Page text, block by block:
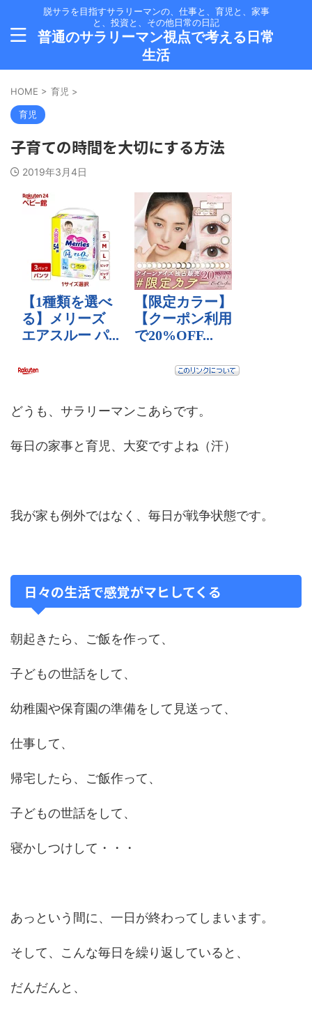
脱サラを目指すサラリーマンの、仕事と、育児と、家事
と、投資と、その他日常の日記
普通のサラリーマン視点で考える日常
生活
HOME > 育児 >
育児
子育ての時間を大切にする方法
2019年3月4日
どうも、サラリーマンこあらです。
毎日の家事と育児、大変ですよね（汗）
我が家も例外ではなく、毎日が戦争状態です。
日々の生活で感覚がマヒしてくる
朝起きたら、ご飯を作って、
子どもの世話をして、
幼稚園や保育園の準備をして見送って、
仕事して、
帰宅したら、ご飯作って、
子どもの世話をして、
寝かしつけして・・・
あっという間に、一日が終わってしまいます。
そして、こんな毎日を繰り返していると、
だんだんと、